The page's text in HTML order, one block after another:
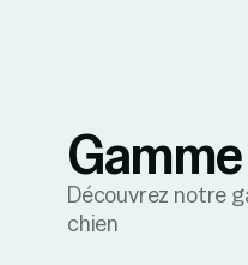
Découvrez notre
chien